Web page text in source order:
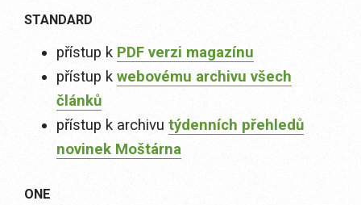
STANDARD
přístup k PDF verzi magazínu
přístup k webovému archivu všech
článků
přístup k archivu týdenních přehledů
novinek Moštárna
ONE